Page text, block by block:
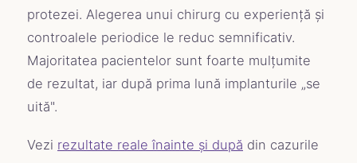
protezei. Alegerea unui chirurg cu experiență și
controalele periodice le reduc semnificativ.
Majoritatea pacientelor sunt foarte mulțumite
de rezultat, iar după prima lună implanturile „se
uită".
Vezi rezultate reale înainte și după din cazurile